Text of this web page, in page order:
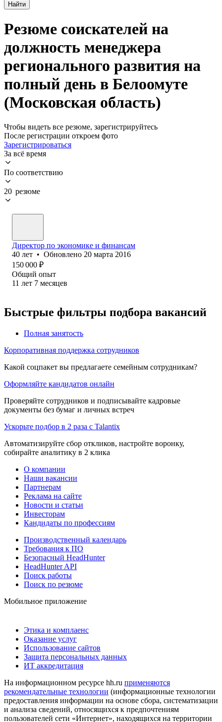
Найти
Резюме соискателей на
должность менеджера
регионального развития на
полный день в Белоомуте
(Московская область)
Чтобы видеть все резюме, зарегистрируйтесь
После регистрации откроем фото
Зарегистрироваться
За всё время
По соответствию
20 резюме
Директор по экономике и финансам
40 лет • Обновлено 20 марта 2016
150 000 ₽
Общий опыт
11 лет 7 месяцев
Быстрые фильтры подбора вакансий
Полная занятость
Корпоративная поддержка сотрудников
Какой соцпакет вы предлагаете семейным сотрудникам?
Оформляйте кандидатов онлайн
Проверяйте сотрудников и подписывайте кадровые
документы без бумаг и личных встреч
Ускорьте подбор в 2 раза с Talantix
Автоматизируйте сбор откликов, настройте воронку,
собирайте аналитику в 2 клика
О компании
Наши вакансии
Партнерам
Реклама на сайте
Новости и статьи
Инвесторам
Кандидаты по профессиям
Производственный календарь
Требования к ПО
Безопасный HeadHunter
HeadHunter API
Поиск работы
Поиск по резюме
Мобильное приложение
Этика и комплаенс
Оказание услуг
Использование сайтов
Защита персональных данных
ИТ аккредитация
На информационном ресурсе hh.ru применяются
рекомендательные технологии (информационные технологии
предоставления информации на основе сбора, систематизации
и анализа сведений, относящихся к предпочтениям
пользователей сети «Интернет», находящихся на территории